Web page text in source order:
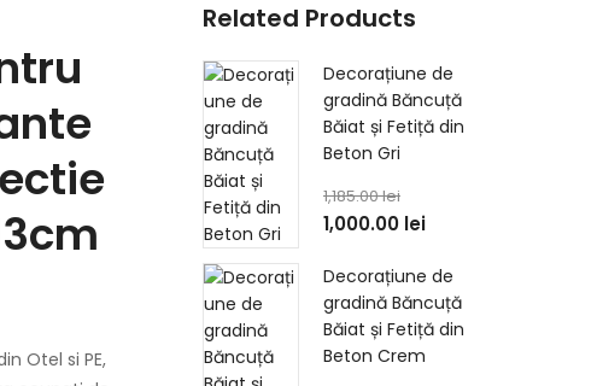
Otel si PE,
Related Products
Decorațiune de
gradină Băncuță
Băiat și Fetiță din
Beton Gri
1,185.00lei
1,000.00 lei
Decorațiune de
gradină Băncuță
Băiat și Fetiță din
Beton Crem